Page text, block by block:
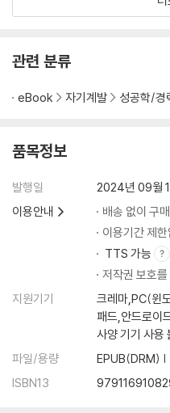
3. 운동의 가장 큰 공은 ‘성취감’이
6. 당신 삶의 부스터는 무엇입니까?
HABIT 6. 인생 최고의 무기, 독
1. 누구나 혼돈의 시기가 온다
2. 긴장, 우울, 불안 3종 세트 타파법
3. 1년에 책 100권 읽기를 실천하
5. 독서가 최고의 재테크다
6. 한 권의 책으로 혁명이 가능할지
HABIT 7. 글쓰기는 좋은 습관으
1. 좋은 습관, 글쓰기로 시작하라
2. 플랫폼을 활용하여 강제성을
3. 글쓰기를 하면 삶이 정리된다
4. 글을 쓰기 시작하면 달라지는
관련 분류
eBook 자기계발 성공학/경
품목정보
발행일
2024년 09월
이용안내
배송 없이 구
이용기간 제
TTS 가능
저작권 보호
지원기기
크레마,PC(윈
패드,안드로이
사양 기기 사
파일/용량
EPUB(DRM)
ISBN13